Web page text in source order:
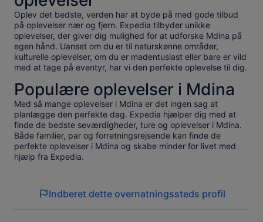
Oplev det bedste, verden har at byde på med gode tilbud
på oplevelser nær og fjern. Expedia tilbyder unikke
oplevelser, der giver dig mulighed for at udforske Mdina på
egen hånd. Uanset om du er til naturskønne områder,
kulturelle oplevelser, om du er madentusiast eller bare er vild
med at tage på eventyr, har vi den perfekte oplevelse til dig.
Populære oplevelser i Mdina
Med så mange oplevelser i Mdina er det ingen sag at
planlægge den perfekte dag. Expedia hjælper dig med at
finde de bedste seværdigheder, ture og oplevelser i Mdina.
Både familier, par og forretningsrejsende kan finde de
perfekte oplevelser i Mdina og skabe minder for livet med
hjælp fra Expedia.
Indberet dette overnatningssteds profil